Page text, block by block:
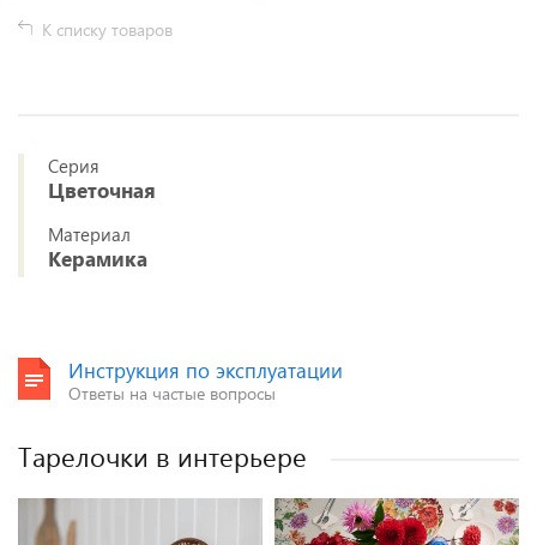
К списку товаров
Серия
Цветочная
Материал
Керамика
Инструкция по эксплуатации
Ответы на частые вопросы
Тарелочки в интерьере